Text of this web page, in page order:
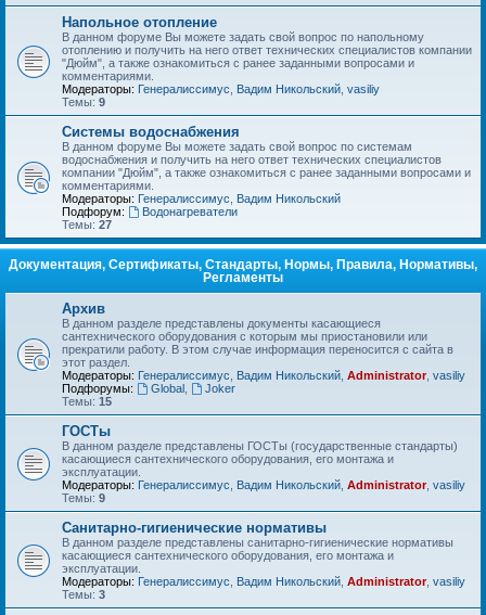
Напольное отопление
В данном форуме Вы можете задать свой вопрос по напольному
отоплению и получить на него ответ технических специалистов компании
"Дюйм", а также ознакомиться с ранее заданными вопросами и
комментариями.
Модераторы: Генералиссимус Вадим Никольский vasiliy
Темы: 9
Системы водоснабжения
В данном форуме Вы можете задать свой вопрос по системам
водоснабжения и получить на него ответ технических специалистов
компании "Дюйм", а также ознакомиться с ранее заданными вопросами и
комментариями.
Модераторы: Генералиссимус
Вадим Никольский
Подфорум:
Водонагреватели
Темы: 27
Документация, Сертификаты, Стандарты, Нормы, Правила, Нормативы,
Регламенты
Архив
В данном разделе представлены документы касающиеся
сантехнического оборудования с которым мы приостановили или
прекратили работу. В этом случае информация переносится с сайта в
этот раздел.
Модераторы: Генералиссимус Вадим Никольский Administrator, vasiliy
Подфорумы:
Global,
Joker
Темы: 15
ГОСТы
В данном разделе представлены ГОСТы (государственные стандарты)
касающиеся сантехнического оборудования, его монтажа и
эксплуатации.
Модераторы: Генералиссимус Вадим Никольский Administrator, vasiliy
Темы: 9
Санитарно-гигиенические нормативы
В данном разделе представлены санитарно-гигиенические нормативы
касающиеся сантехнического оборудования, его монтажа и
эксплуатации.
Модераторы: Генералиссимус Вадим Никольский Administrator, vasiliy
Темы: 3